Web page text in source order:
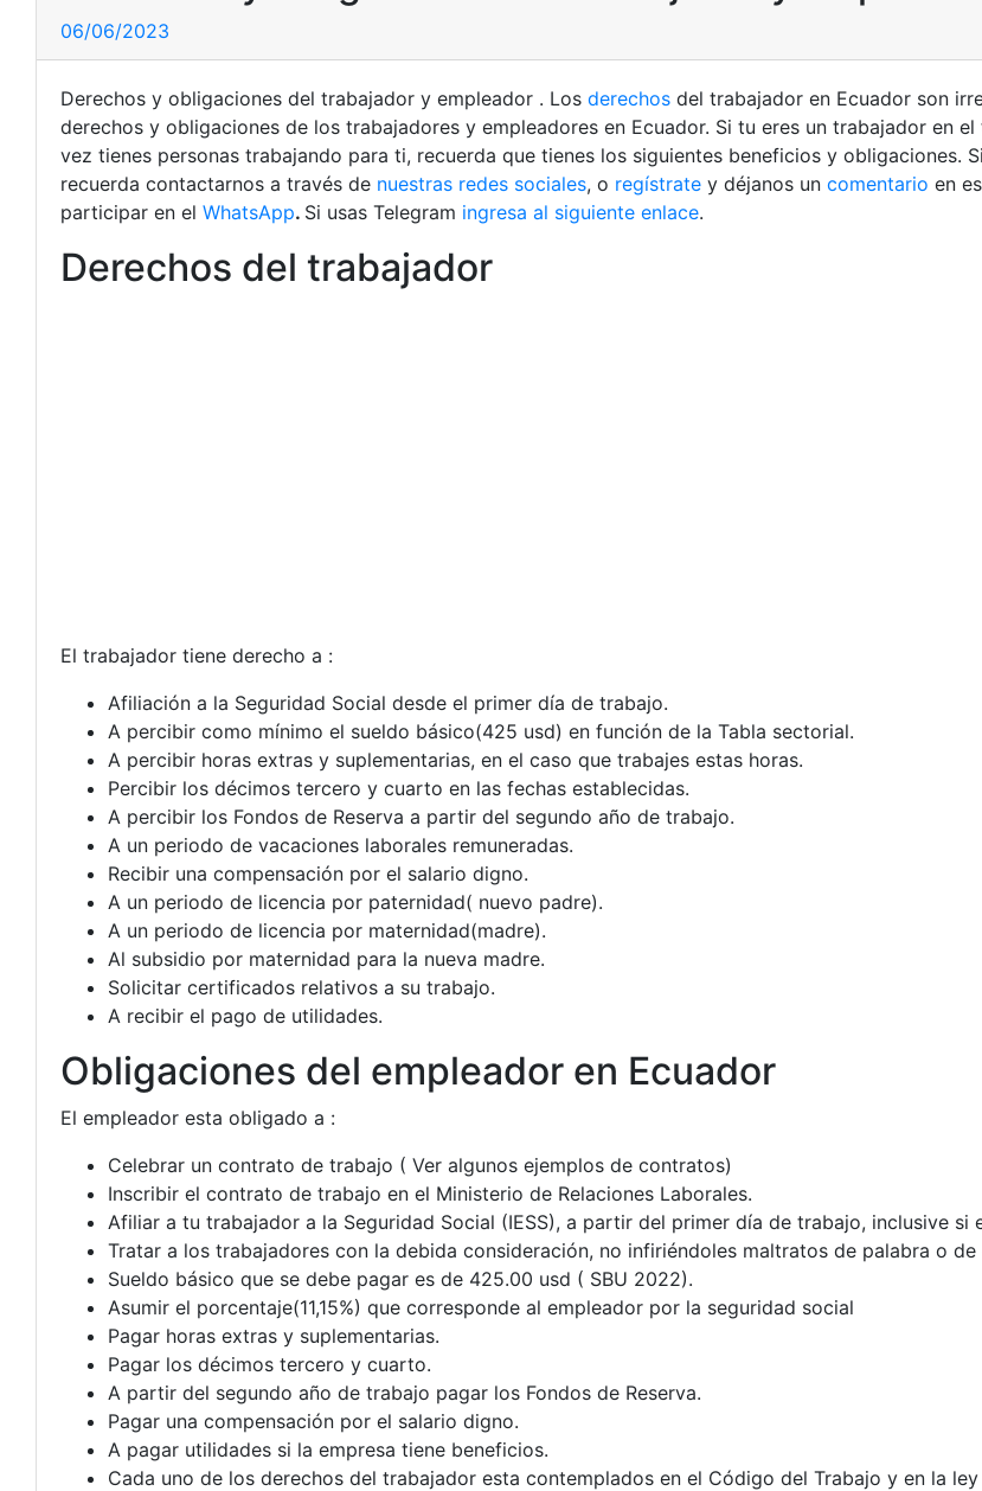
06/06/2023
Derechos y obligaciones del trabajador y empleador . Los derechos del trabajador en Ecuador son
derechos y obligaciones de los trabajadores y empleadores en Ecuador. Si tu eres un trabajador en
vez tienes personas trabajando para ti, recuerda que tienes los siguientes beneficios y obligaciones.
recuerda contactarnos a través de nuestras redes sociales, o regístrate y déjanos un comentario en
participar en el WhatsApp. Si usas Telegram ingresa al siguiente enlace.
Derechos del trabajador
El trabajador tiene derecho a :
Afiliación a la Seguridad Social desde el primer día de trabajo.
A percibir como mínimo el sueldo básico(425 usd) en función de la Tabla sectorial.
A percibir horas extras y suplementarias, en el caso que trabajes estas horas.
Percibir los décimos tercero y cuarto en las fechas establecidas.
A percibir los Fondos de Reserva a partir del segundo año de trabajo.
A un periodo de vacaciones laborales remuneradas.
Recibir una compensación por el salario digno.
A un periodo de licencia por paternidad( nuevo padre).
A un periodo de licencia por maternidad(madre).
Al subsidio por maternidad para la nueva madre.
Solicitar certificados relativos a su trabajo.
A recibir el pago de utilidades.
Obligaciones del empleador en Ecuador
El empleador esta obligado a :
Celebrar un contrato de trabajo ( Ver algunos ejemplos de contratos)
Inscribir el contrato de trabajo en el Ministerio de Relaciones Laborales.
Afiliar a tu trabajador a la Seguridad Social (IESS), a partir del primer día de trabajo, inclusive si
Tratar a los trabajadores con la debida consideración, no infiriéndoles maltratos de palabra o de
Sueldo básico que se debe pagar es de 425.00 usd ( SBU 2022).
Asumir el porcentaje(11,15%) que corresponde al empleador por la seguridad social
Pagar horas extras y suplementarias.
Pagar los décimos tercero y cuarto.
A partir del segundo año de trabajo pagar los Fondos de Reserva.
Pagar una compensación por el salario digno.
A pagar utilidades si la empresa tiene beneficios.
Cada uno de los derechos del trabajador esta contemplados en el Código del Trabajo y en la